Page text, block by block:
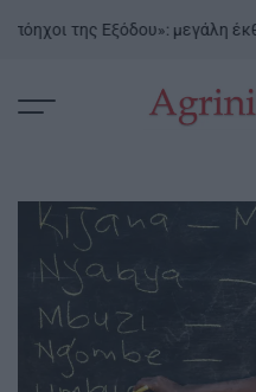
της Εξόδου»: μεγάλη έκθεση